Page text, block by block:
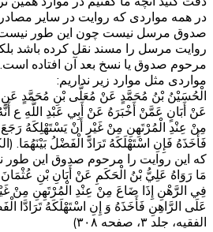
در همه مواردی که روایت در سایر
صدوق مرسل نیست چون این طور
روایت مرسل را مسند نقل کرده باشد
مرحوم صدوق یا نسخ بعد آن افتاده است.
مواردی مثل موارد زیر نداریم:
الْحُسَيْنُ بْنُ مُحَمَّدٍ عَنْ مُعَلَّى بْنِ مُحَمَّدٍ عَنِ
عَنْ أَبَانٍ عَمَّنْ أَخْبَرَهُ عَنْ أَبِي عَبْدِ اللَّهِ ع
مِنْ عِنْدِ الْمُرْتَهِنِ مِنْ غَيْرِ أَنْ يَسْتَهْلِكَهُ
فَأَخَذَهُ فَإِنِ اسْتَهْلَكَهُ تَرَادَّ الْفَضْلُ بَيْنَهُمَا. (الکافی،
که این روایت را مرحوم صدوق این
مَا رَوَاهُ عَلِيُّ بْنُ الْحَكَمِ‏ عَنْ أَبَانِ بْنِ
فِي الرَّهْنِ إِذَا ضَاعَ‏ مِنْ‏ عِنْدِ الْمُرْتَهِنِ‏ مِنْ
عَلَى الرَّاهِنِ فَأَخَذَهُ وَ إِنِ اسْتَهْلَكَهُ تَرَادَّا
الفقیه، جلد ۳، صفحه ۳۰۸)